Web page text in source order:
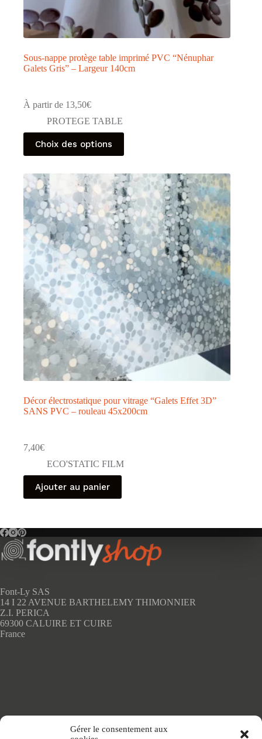
Gérer le consentement aux
Sous-nappe protège table imprimé PVC “Nénuphar
Galets Gris” – Largeur 140cm
À partir de 13,50€
PROTEGE TABLE
Choix des options
Ce
produit
a
variations.
Les
options
peuvent
être
choisies
sur
page
du
produit
Décor électrostatique pour vitrage “Galets Effet 3D”
SANS PVC – rouleau 45x200cm
7,40€
ECO'STATIC FILM
Ajouter au panier
Font-Ly SAS
14 I 22 AVENUE BARTHELEMY THIMONNIER
Z.I. PERICA
69300 CALUIRE ET CUIRE
France
Adhésifs SANS PVC